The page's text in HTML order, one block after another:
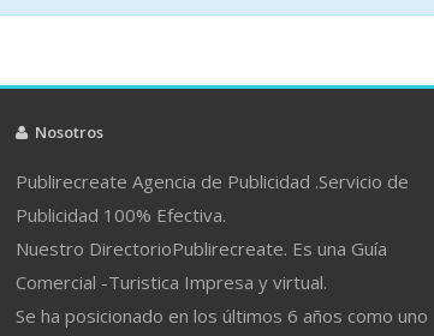
Nosotros
Publirecreate Agencia de Publicidad .Servicio de
Publicidad 100% Efectiva.
Nuestro DirectorioPublirecreate. Es una Guía
Comercial -Turistica Impresa y virtual.
Se ha posicionado en los últimos 6 años como uno